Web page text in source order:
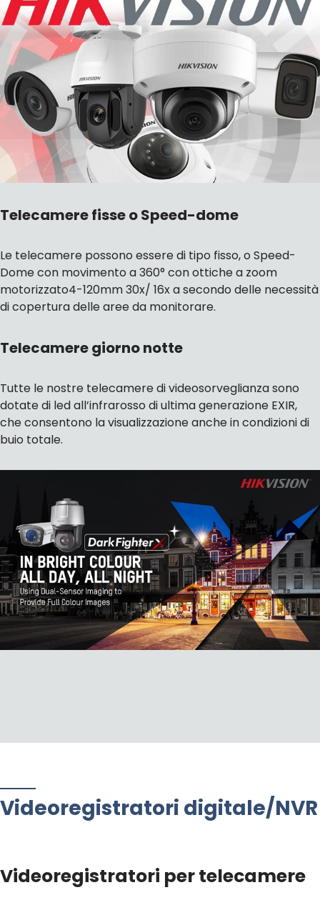
Telecamere fisse o Speed-dome
Le telecamere possono essere di tipo fisso, o Speed-
Dome con movimento a 360° con ottiche a zoom
motorizzato4-120mm 30x/ 16x a secondo delle necessità
di copertura delle aree da monitorare.
Telecamere giorno notte
Tutte le nostre telecamere di videosorveglianza sono
dotate di led all’infrarosso di ultima generazione EXIR,
che consentono la visualizzazione anche in condizioni di
buio totale.
Videoregistratori digitale/NVR
Videoregistratori per telecamere